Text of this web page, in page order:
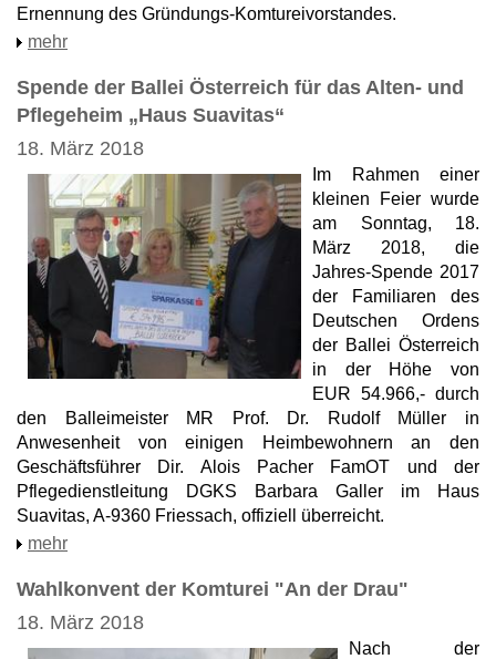
Ernennung des Gründungs-Komtureivorstandes.
mehr
Spende der Ballei Österreich für das Alten- und
Pflegeheim „Haus Suavitas“
18. März 2018
Im Rahmen einer
kleinen Feier wurde
am Sonntag, 18.
März 2018, die
Jahres-Spende 2017
der Familiaren des
Deutschen Ordens
der Ballei Österreich
in der Höhe von
EUR 54.966,- durch
den Balleimeister MR Prof. Dr. Rudolf Müller in
Anwesenheit von einigen Heimbewohnern an den
Geschäftsführer Dir. Alois Pacher FamOT und der
Pflegedienstleitung DGKS Barbara Galler im Haus
Suavitas, A-9360 Friessach, offiziell überreicht.
mehr
Wahlkonvent der Komturei "An der Drau"
18. März 2018
Nach der